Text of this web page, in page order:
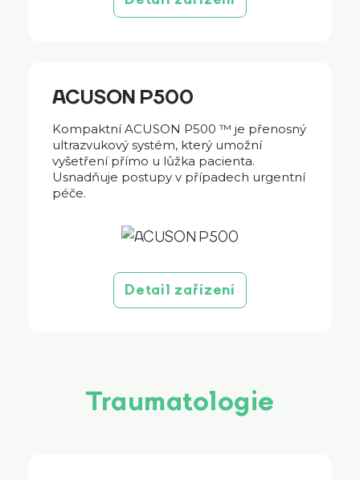
ACUSON P500
Kompaktní ACUSON P500 ™ je přenosný
ultrazvukový systém, který umožní
vyšetření přímo u lůžka pacienta.
Usnadňuje postupy v případech urgentní
péče.
Detail zařízení
Traumatologie